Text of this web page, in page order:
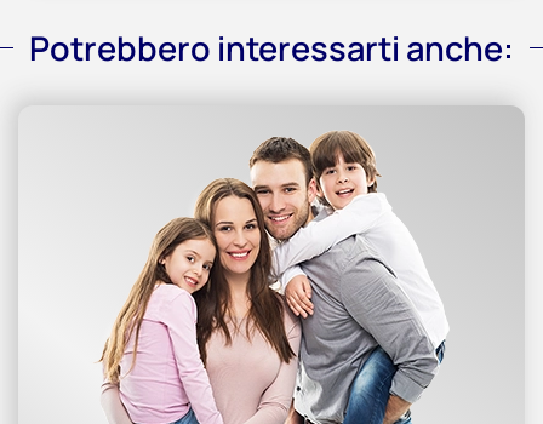
Potrebbero interessarti anche: